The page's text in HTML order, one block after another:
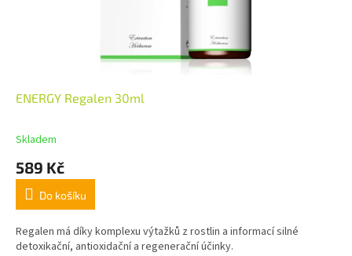
ENERGY Regalen 30ml
Skladem
589 Kč
Do košíku
Regalen má díky komplexu výtažků z rostlin a informací silné
detoxikační, antioxidační a regenerační účinky.